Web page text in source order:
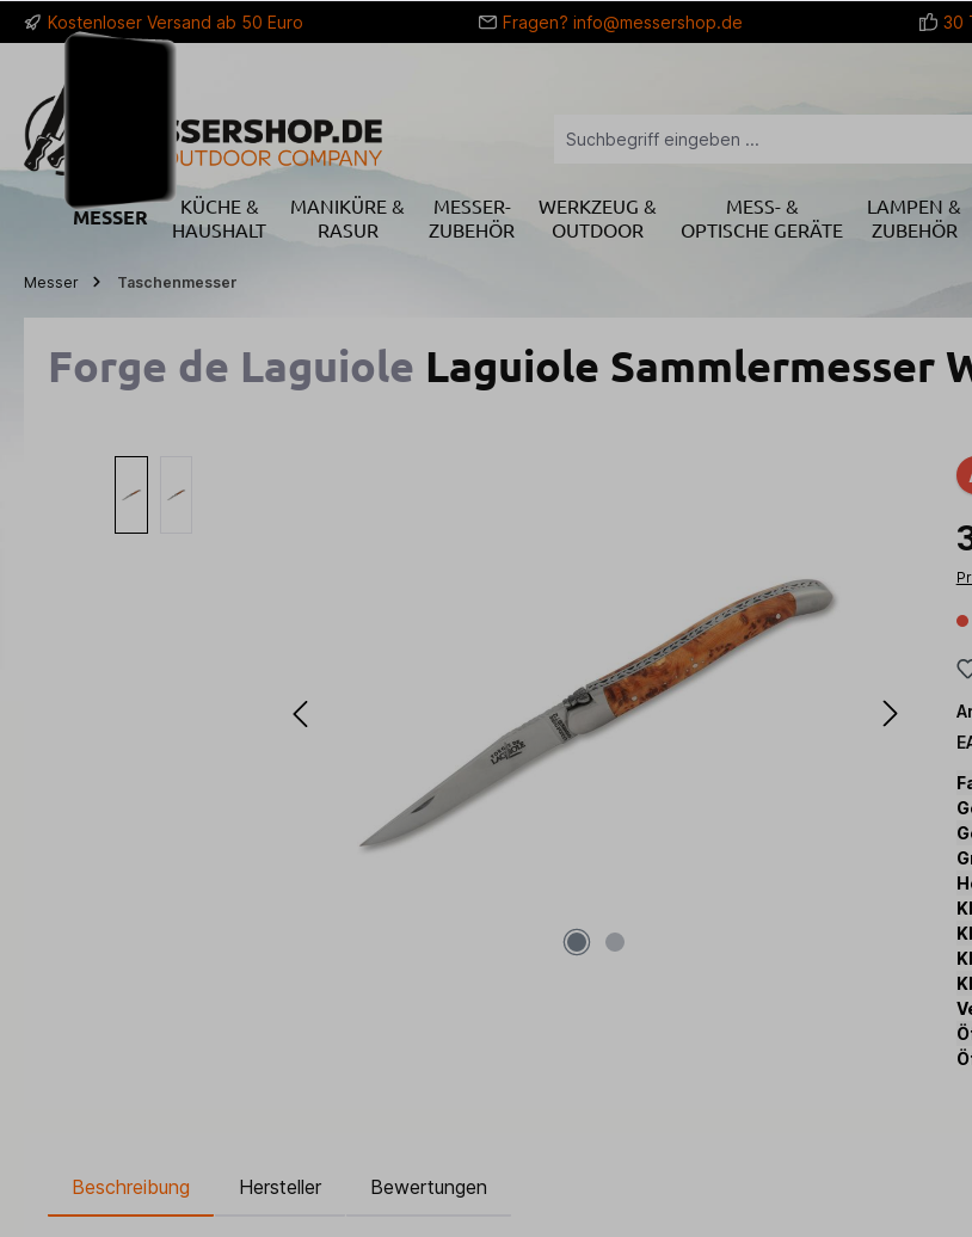
Zur Hauptnavigation springen
Kostenloser Versand ab 50 Euro Fragen?info@messershop.de 30
MESSER
KÜCHE &
HAUSHALT
MANIKÜRE &
RASUR
MESSER-
ZUBEHÖR
WERKZEUG &
OUTDOOR
MESS- &
OPTISCHE GERÄTE
LAMPEN &
ZUBEHÖR
Messer Taschenmesser
Forge de Laguiole Laguiole Sammlermesser
Beschreibung Hersteller Bewertungen